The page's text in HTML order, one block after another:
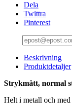
Dela
Twittra
Pinterest
Beskrivning
Produktdetaljer
Strykmått, normal
Helt i metall och